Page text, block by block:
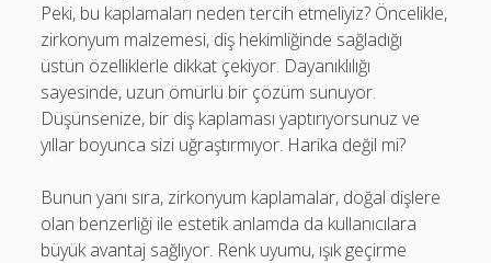
Peki, bu kaplamaları neden tercih etmeliyiz? Öncelikle,
zirkonyum malzemesi, diş hekimliğinde sağladığı
üstün özelliklerle dikkat çekiyor. Dayanıklılığı
sayesinde, uzun ömürlü bir çözüm sunuyor.
Düşünsenize, bir diş kaplaması yaptırıyorsunuz ve
yıllar boyunca sizi uğraştırmıyor. Harika değil mi?
Bunun yanı sıra, zirkonyum kaplamalar, doğal dişlere
olan benzerliği ile estetik anlamda da kullanıcılara
büyük avantaj sağlıyor. Renk uyumu, ışık geçirme